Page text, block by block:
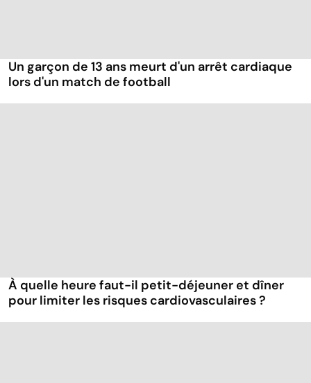
Un garçon de 13 ans meurt d'un arrêt cardiaque
lors d'un match de football
À quelle heure faut-il petit-déjeuner et dîner
pour limiter les risques cardiovasculaires ?